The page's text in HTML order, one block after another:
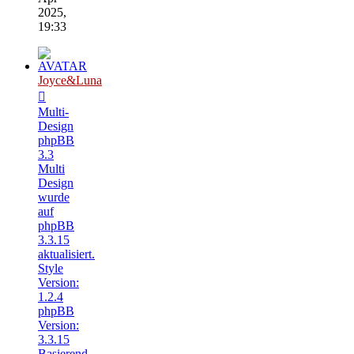
2025,
19:33
Joyce&Luna
Multi-
Design
phpBB
3.3
Multi
Design
wurde
auf
phpBB
3.3.15
aktualisiert.
Style
Version:
1.2.4
phpBB
Version:
3.3.15